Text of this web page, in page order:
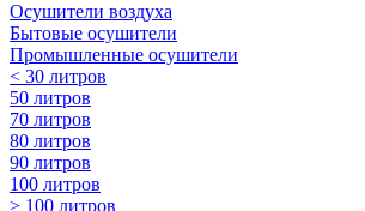
Осушители воздуха
Бытовые осушители
Промышленные осушители
< 30 литров
50 литров
70 литров
80 литров
90 литров
100 литров
> 100 литров